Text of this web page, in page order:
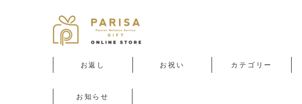
お返し
ボッカ)
お祝い カテゴリー
お知らせ